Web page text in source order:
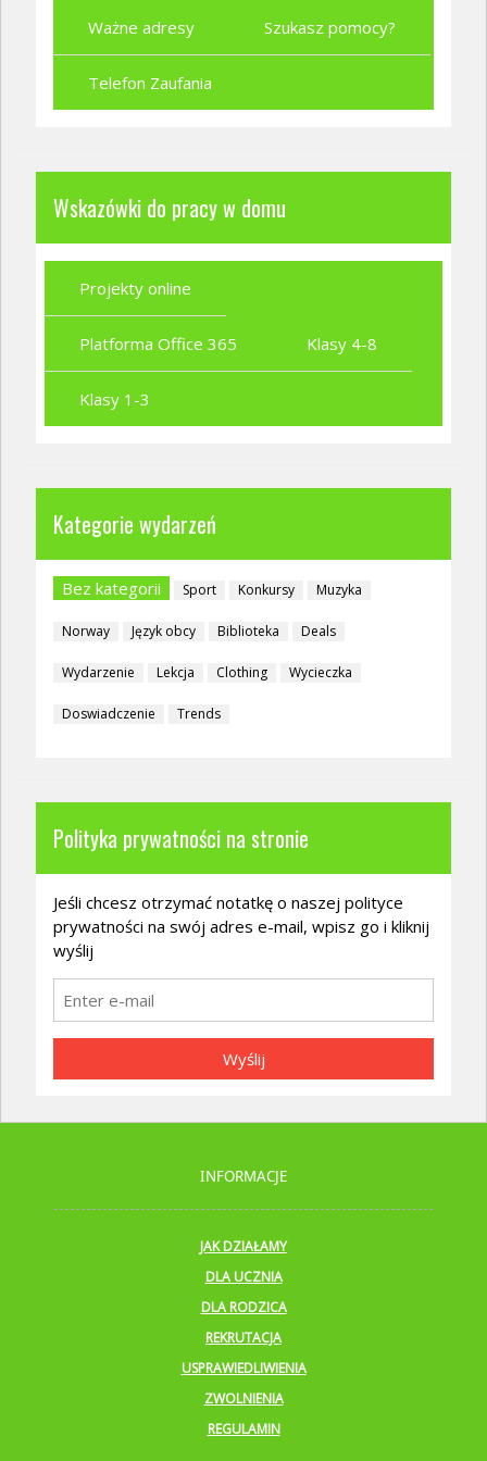
Ważne adresy Szukasz pomocy?
Telefon Zaufania
Wskazówki do pracy w domu
Projekty online
Platforma Office 365 Klasy 4-8
Klasy 1-3
Kategorie wydarzeń
Bez kategorii Sport Konkursy Muzyka
Norway Język obcy Biblioteka Deals
Wydarzenie Lekcja Clothing Wycieczka
Doswiadczenie Trends
Polityka prywatności na stronie
Jeśli chcesz otrzymać notatkę o naszej polityce
prywatności na swój adres e-mail, wpisz go i kliknij
wyślij
Wyślij
INFORMACJE
JAK DZIAŁAMY
DLA UCZNIA
DLA RODZICA
REKRUTACJA
USPRAWIEDLIWIENIA
ZWOLNIENIA
REGULAMIN